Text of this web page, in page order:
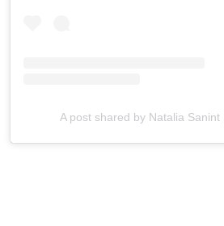
A post shared by Natalia